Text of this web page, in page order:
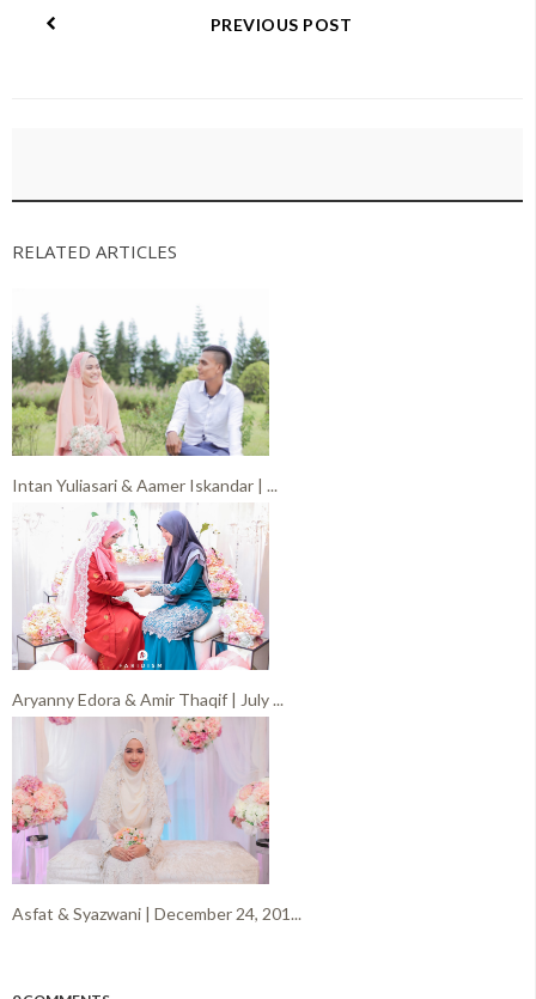
PREVIOUS POST
RELATED ARTICLES
Intan Yuliasari & Aamer Iskandar | ...
Aryanny Edora & Amir Thaqif | July ...
Asfat & Syazwani | December 24, 201...